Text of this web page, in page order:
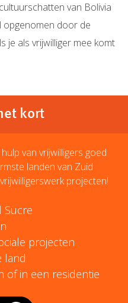
van Bolivia
opgenomen door de
je als vrijwilliger mee komt
kort
van vrijwilligers goed
landen van Zuid
projecten!
Sucre
projecten
land
of in een residentie